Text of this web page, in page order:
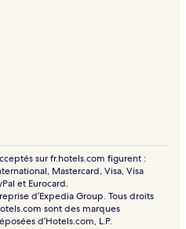
sur fr.hotels.com figurent :
Mastercard, Visa, Visa
et Eurocard.
d’Expedia Group. Tous droits
sont des marques
d’Hotels.com, L.P.